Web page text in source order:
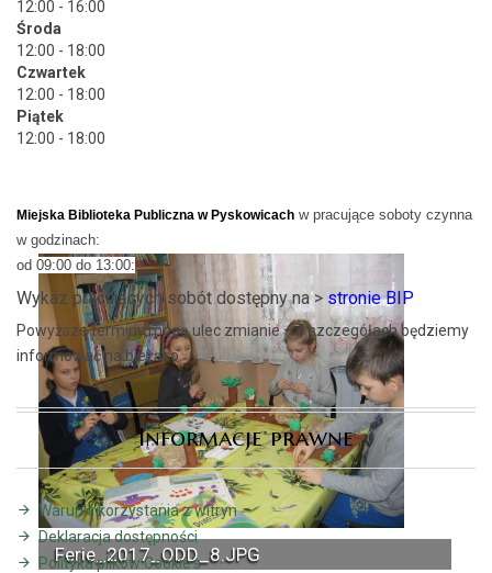
Ferie_2017_ODD_8.JPG
12:00 - 16:00
Środa
12:00 - 18:00
Czwartek
12:00 - 18:00
Piątek
12:00 - 18:00
Miejska Biblioteka Publiczna w Pyskowicach w pracujące soboty czynna
w godzinach:
od 09:00 do 13:00:
Wykaz pracujących sobót dostępny na > stronie BIP
Powyższe terminy mogą ulec zmianie – o szczegółach będziemy
informować na bieżąco.
Informacje prawne
Warunki korzystania z witryn
Deklaracja dostępności
Polityka plików Cookie's